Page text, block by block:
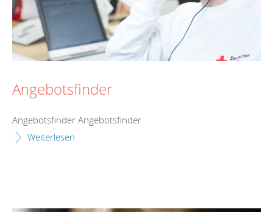
Angebotsfinder
Angebotsfinder Angebotsfinder
Weiterlesen